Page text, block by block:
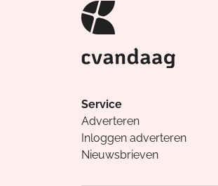
Service
Adverteren
Inloggen adverteren
Nieuwsbrieven